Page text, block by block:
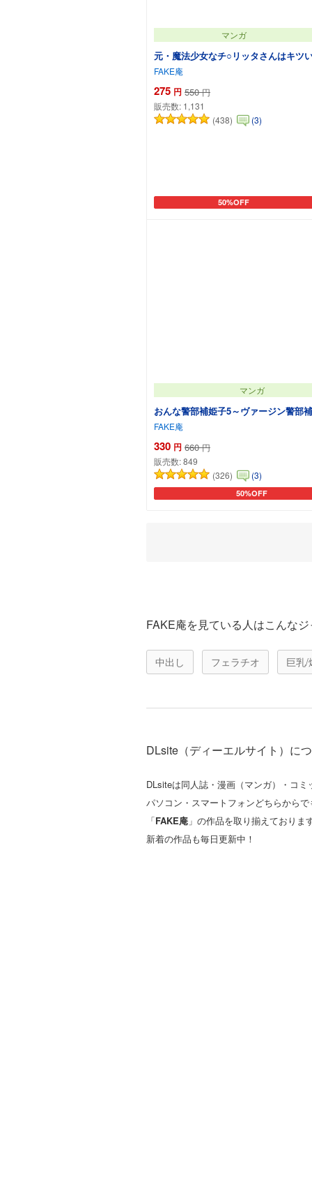
マンガ
元・魔法少女なチ○リッタさんはキツ
FAKE庵
275 円 550 円
販売数: 1,131
(438)
(3)
50%OFF
カートに追加
マンガ
おんな警部補姫子5～ヴァージン警部
FAKE庵
330 円 660 円
販売数:849
(326)
(3)
50%OFF
カートに追加
FAKE庵を見ている人はこんな
中出し フェラチオ 巨乳/
DLsite（ディーエルサイト）に
DLsiteは同人誌・漫画（マンガ）・コ
パソコン・スマートフォンどちらから
「FAKE庵 」の作品を取り揃えておりま
新着の作品も毎日更新中！